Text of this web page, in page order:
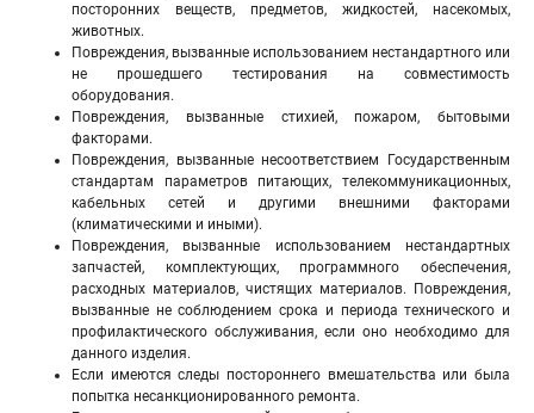
посторонних веществ, предметов, жидкостей, насекомых,
животных.
Повреждения, вызванные использованием нестандартного или
не прошедшего тестирования на совместимость
оборудования.
Повреждения, вызванные стихией, пожаром, бытовыми
факторами.
Повреждения, вызванные несоответствием Государственным
стандартам параметров питающих, телекоммуникационных,
кабельных сетей и другими внешними факторами
(климатическими и иными).
Повреждения, вызванные использованием нестандартных
запчастей, комплектующих, программного обеспечения,
расходных материалов, чистящих материалов. Повреждения,
вызванные не соблюдением срока и периода технического и
профилактического обслуживания, если оно необходимо для
данного изделия.
Если имеются следы постороннего вмешательства или была
попытка несанкционированного ремонта.